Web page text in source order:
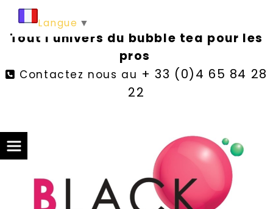
Tout l'univers du bubble tea pour les
pros
 Contactez nous au + 33 (0)4 65 84 28
22
Langue ▼